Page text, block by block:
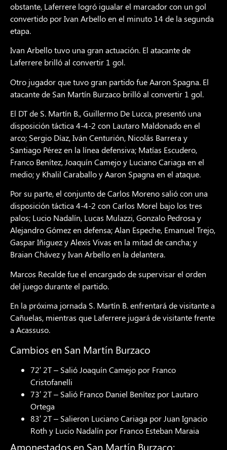
obstante, Laferrere logró igualar el marcador con un gol
convertido por Ivan Arbello en el minuto 14 de la segunda
etapa.
Ivan Arbello tuvo una gran actuación. El atacante de
Laferrere brilló al convertir 1 gol.
Otro jugador que tuvo gran partido fue Aaron Spagna. El
atacante de San Martín Burzaco brilló al convertir 1 gol.
El DT de S. Martín B., Guillermo De Lucca, presentó una
disposición táctica 4-4-2 con Lautaro Maldonado en el
arco; Sergio Díaz, Iván Centurión, Nicolás Barrera y
Santiago Pérez en la línea defensiva; Matías Escudero,
Franco Benítez, Joaquín Camejo y Luciano Cariaga en el
medio; y Khalil Caraballo y Aaron Spagna en el ataque.
Por su parte, el conjunto de Carlos Moreno salió con una
disposición táctica 4-4-2 con Carlos Morel bajo los tres
palos; Lucio Nadalín, Lucas Mulazzi, Gonzalo Pedrosa y
Alejandro Gómez en defensa; Alan Espeche, Emanuel Trejo,
Gaspar Iñiguez y Alexis Vivas en la mitad de cancha; y
Braian Chávez y Ivan Arbello en la delantera.
Marcos Recalde fue el encargado de supervisar el orden
del juego durante el partido.
En la próxima jornada S. Martín B. enfrentará de visitante a
Cañuelas, mientras que Laferrere jugará de visitante frente
a Acassuso.
Cambios en San Martín Burzaco
72′ 2T – Salió Joaquín Camejo por Franco
Cristofanelli
73′ 2T – Salió Franco Daniel Benítez por Lautaro
Ortega
83′ 2T – Salieron Luciano Cariaga por Juan Ignacio
Roth y Lucio Nadalín por Franco Esteban Maraia
Amonestados en San Martín Burzaco: